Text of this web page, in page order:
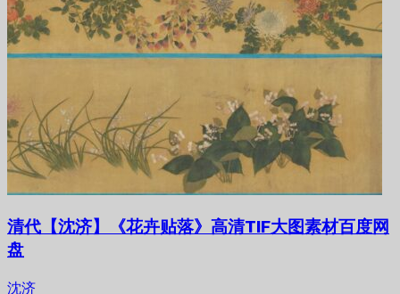
清代【沈济】《花卉贴落》高清TIF大图素材百度网
盘
沈济